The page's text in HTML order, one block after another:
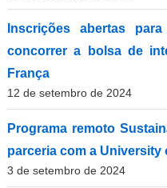
Inscrições abertas
concorrer a bolsa de
França
12 de setembro de 2024
Programa remoto
parceria com a
3 de setembro de 2024